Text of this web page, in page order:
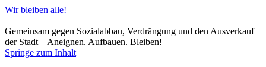
Wir bleiben alle!
Gemeinsam gegen Sozialabbau, Verdrängung und den Ausverkauf
der Stadt – Aneignen. Aufbauen. Bleiben!
Springe zum Inhalt